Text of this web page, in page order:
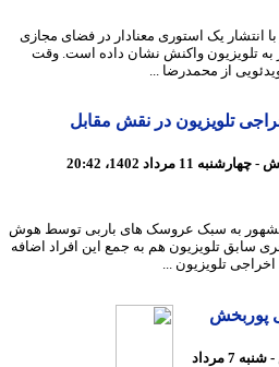
یک استوری معنادار در فضای مجازی
واکنش نشان داده است. وقت
از محمدرضا ...
در نقش مقابل
به سبک عروسک های باربی توسط هوش
تلویزیون هم به جمع این افراد اضافه
تلویزیون ...
37 ماه پیش - شنبه 7 مرداد